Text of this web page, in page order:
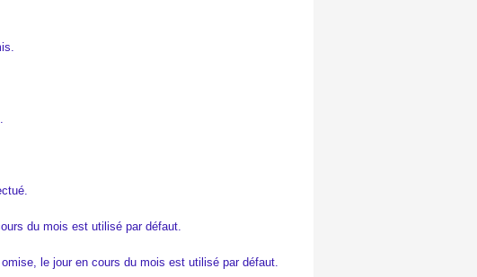
du mois est utilisé par défaut.
le jour en cours du mois est utilisé par défaut.